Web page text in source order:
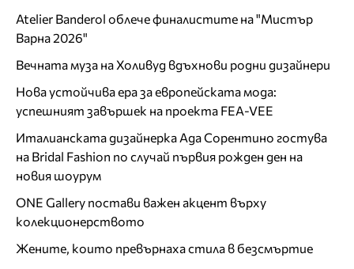
Atelier Banderol облече финалистите на "Мистър
Варна 2026"
Вечната муза на Холивуд вдъхнови родни дизайнери
Нова устойчива ера за европейската мода:
успешният завършек на проекта FEA-VEE
Италианската дизайнерка Ада Сорентино гостува
на Bridal Fashion по случай първия рожден ден на
новия шоурум
ONE Gallery постави важен акцент върху
колекционерството
Жените, които превърнаха стила в безсмъртие